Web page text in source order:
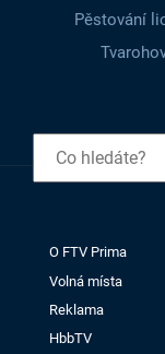
Pěstování
O FTV Prima
Volná místa
Reklama
HbbTV